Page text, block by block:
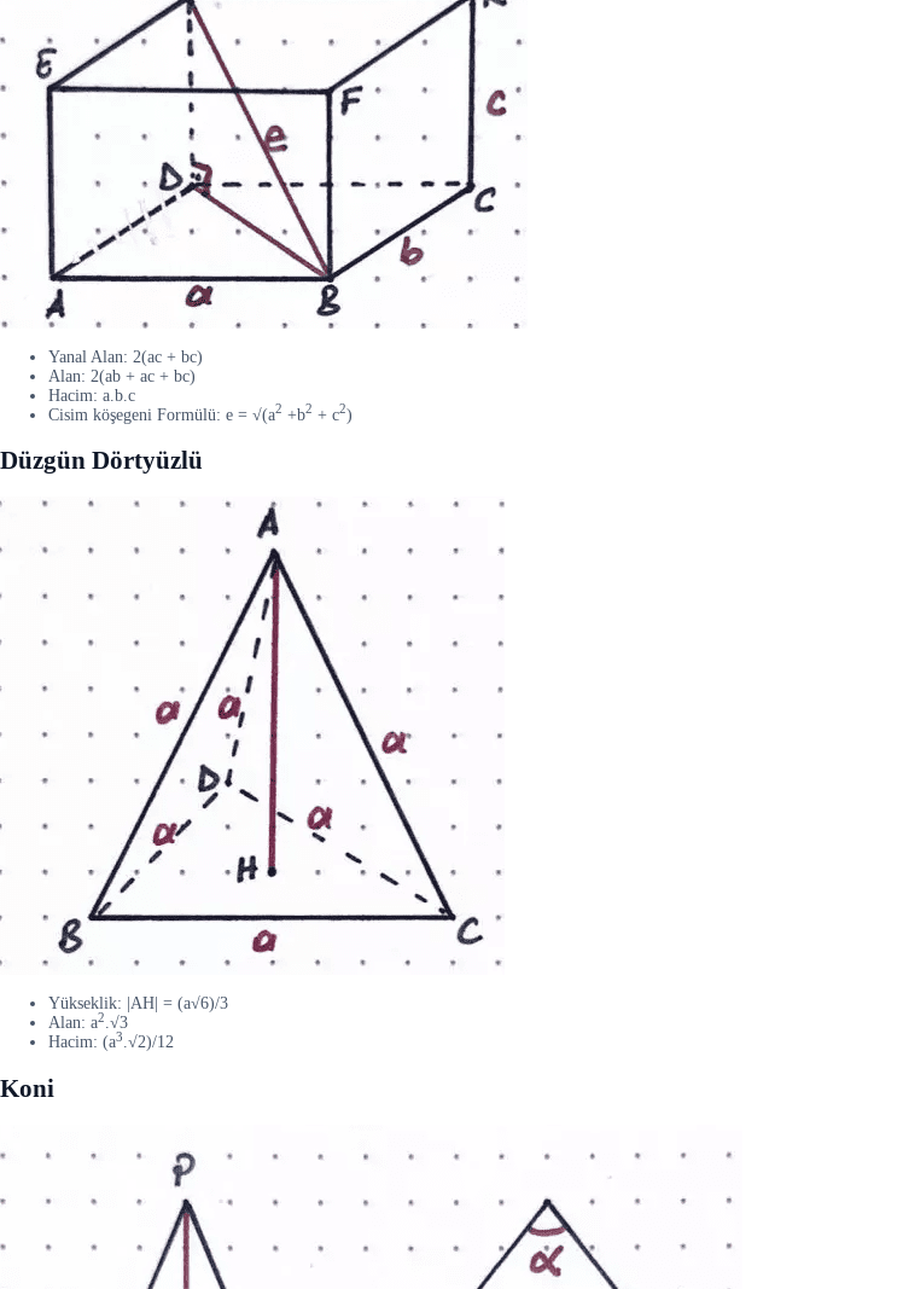
Yanal Alan: 2(ac + bc)
Alan: 2(ab + ac + bc)
Hacim: a.b.c
Cisim köşegeni Formülü: e = √(a2 +b2 + c2)
Düzgün Dörtyüzlü
Yükseklik: |AH| = (a√6)/3
Alan: a2.√3
Hacim: (a3.√2)/12
Koni